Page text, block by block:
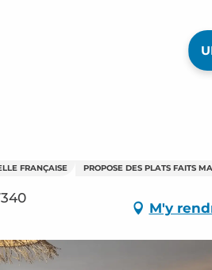
FRANÇAISE PROPOSE DES PLATS FAITS
M'y